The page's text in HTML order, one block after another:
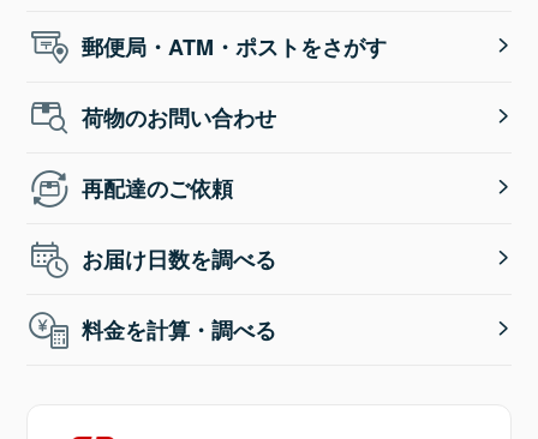
郵便局・ATM・ポストをさがす
荷物のお問い合わせ
再配達のご依頼
お届け日数を調べる
料金を計算・調べる